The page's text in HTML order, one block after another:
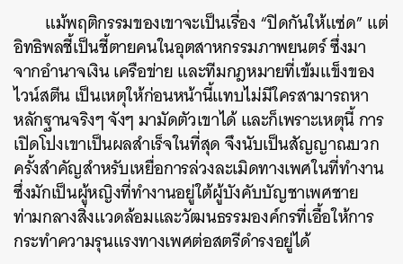
แม้พฤติกรรมของเขาจะเป็นเรื่อง “ปิดกันให้แซ่ด” แต่
อิทธิพลชี้เป็นชี้ตายคนในอุตสาหกรรมภาพยนตร์ ซึ่งมา
จากอำนาจเงิน เครือข่าย และทีมกฎหมายที่เข้มแข็งของ
ไวน์สตีน เป็นเหตุให้ก่อนหน้านี้แทบไม่มีใครสามารถหา
หลักฐานจริงๆ จังๆ มามัดตัวเขาได้ และก็เพราะเหตุนี้ การ
เปิดโปงเขาเป็นผลสำเร็จในที่สุด จึงนับเป็นสัญญาณบวก
ครั้งสำคัญสำหรับเหยื่อการล่วงละเมิดทางเพศในที่ทำงาน
ซึ่งมักเป็นผู้หญิงที่ทำงานอยู่ใต้ผู้บังคับบัญชาเพศชาย
ท่ามกลางสิ่งแวดล้อมและวัฒนธรรมองค์กรที่เอื้อให้การ
กระทำความรุนแรงทางเพศต่อสตรีดำรงอยู่ได้